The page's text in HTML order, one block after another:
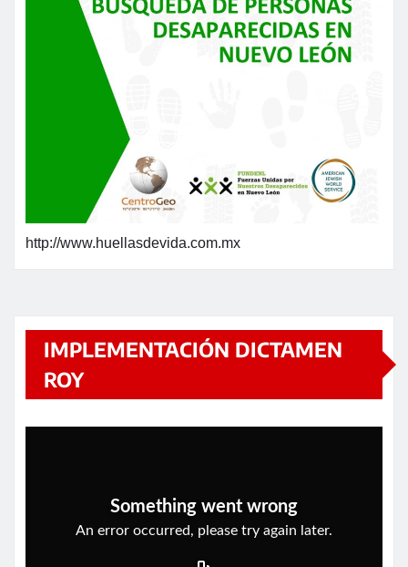
http://www.huellasdevida.com.mx
IMPLEMENTACIÓN DICTAMEN
ROY